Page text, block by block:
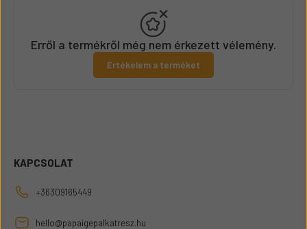
Erről a termékről még nem érkezett vélemény.
Értékelem a terméket
KAPCSOLAT
+36309165449
hello@papaigepalkatresz.hu